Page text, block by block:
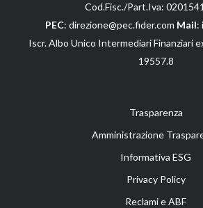
Cod.Fisc./Part.Iva:
PEC: direzione@pec.fider.com Mail:
Iscr. Albo Unico Intermediari Finanziari
19557.8
Trasparenza
Amministrazione
Informativa ESG
Privacy Policy
Reclami e ABF